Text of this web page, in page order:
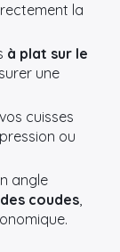
la
à plat sur le
une
cuisses
ou
angle
coudes,